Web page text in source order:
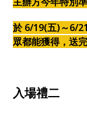
於 6/19(五)～6/
眾都能獲得，送
入場禮二